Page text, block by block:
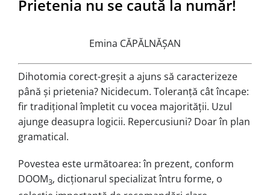
Prietenia nu se caută la număr!
Emina CĂPĂLNĂŞAN
Dihotomia corect-greșit a ajuns să caracterizeze
până și prietenia? Nicidecum. Toleranță cât încape:
fir tradițional împletit cu vocea majorității. Uzul
ajunge deasupra logicii. Repercusiuni? Doar în plan
gramatical.
Povestea este următoarea: în prezent, conform
DOOM3, dicționarul specializat întru forme, o